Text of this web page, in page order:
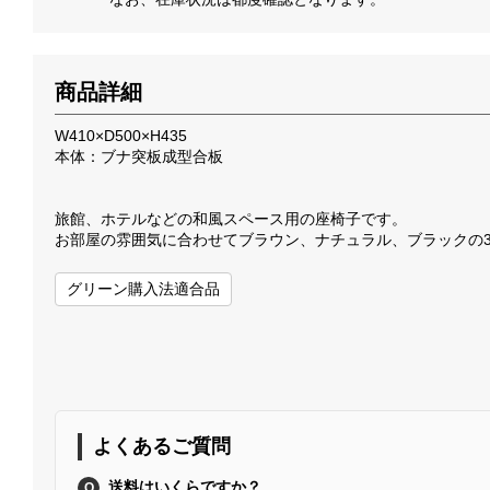
商品詳細
W410×D500×H435
本体：ブナ突板成型合板
旅館、ホテルなどの和風スペース用の座椅子です。
お部屋の雰囲気に合わせてブラウン、ナチュラル、ブラックの
グリーン購入法適合品
よくあるご質問